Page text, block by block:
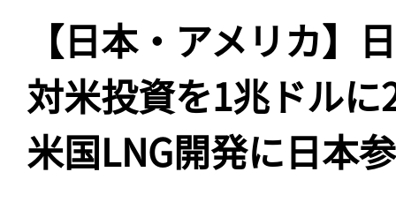
【日本・アメリカ】
対米投資を1兆ドル
米国LNG開発に日本